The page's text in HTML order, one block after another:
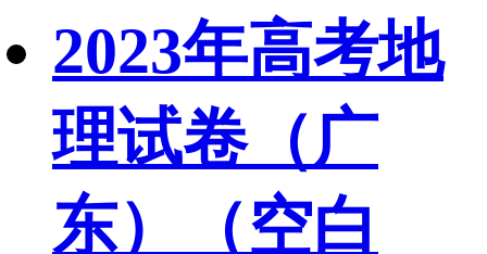
2023年高考地
理试卷（广
东）（空白